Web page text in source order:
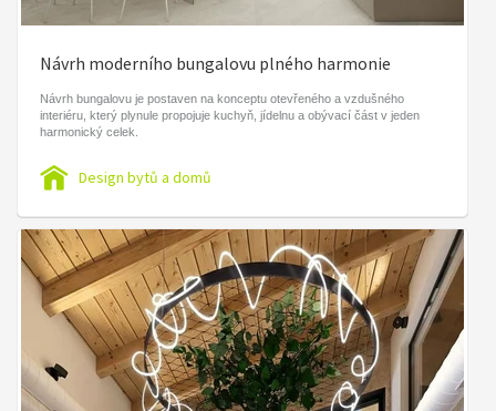
Návrh moderního bungalovu plného harmonie
Návrh bungalovu je postaven na konceptu otevřeného a vzdušného
interiéru, který plynule propojuje kuchyň, jídelnu a obývací část v jeden
harmonický celek.
Design bytů a domů